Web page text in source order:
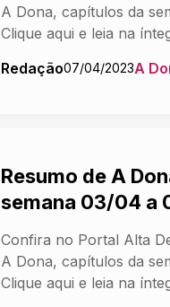
A Dona, capítulos da
Clique aqui e leia na
Redação07/04/2023A
Resumo de A
semana 03/04 a
Confira no Portal Alta
A Dona, capítulos da
Clique aqui e leia na